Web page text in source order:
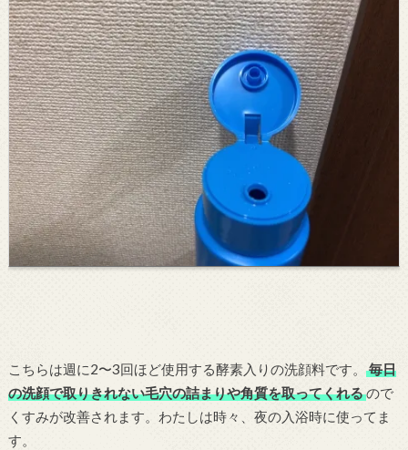
こちらは週に2〜3回ほど使用する酵素入りの洗顔料です。
毎日
の洗顔で取りきれない毛穴の詰まりや角質を取ってくれるので
くすみが改善されます。わたしは時々、夜の入浴時に使ってま
す。